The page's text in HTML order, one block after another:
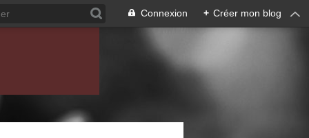
Connexion + Créer mon blog